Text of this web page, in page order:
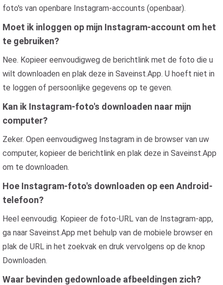
foto's van openbare Instagram-accounts (openbaar).
Moet ik inloggen op mijn Instagram-account om het
te gebruiken?
Nee. Kopieer eenvoudigweg de berichtlink met de foto die u
wilt downloaden en plak deze in Saveinst.App. U hoeft niet in
te loggen of persoonlijke gegevens op te geven.
Kan ik Instagram-foto's downloaden naar mijn
computer?
Zeker. Open eenvoudigweg Instagram in de browser van uw
computer, kopieer de berichtlink en plak deze in Saveinst.App
om te downloaden.
Hoe Instagram-foto's downloaden op een Android-
telefoon?
Heel eenvoudig. Kopieer de foto-URL van de Instagram-app,
ga naar Saveinst.App met behulp van de mobiele browser en
plak de URL in het zoekvak en druk vervolgens op de knop
Downloaden.
Waar bevinden gedownloade afbeeldingen zich?